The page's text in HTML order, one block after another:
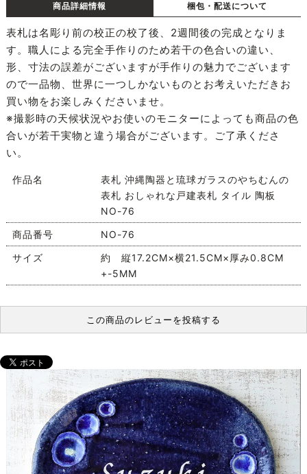
商品詳細情報 梱包・配送について
表札は名彫り前の校正の校了後、2週間後の完成となりま
す。職人による完全手作りのため若干の色合いの違い、
形、寸法の誤差がございますが手作りの魅力でございます
ので一品物、世界に一つしかないものとお考えいただきお
買い物をお楽しみくださいませ。
※撮影時の天候状況やお使いのモニターによっても商品の色
合いが若干実物と違う場合がございます。ご了承くださ
い。
作品名
表札 沖縄陶器と琉球ガラスのやちむんの
表札 おしゃれな戸建表札 タイル 陶板
NO-76
商品番号
NO-76
サイズ
約 縦17.2CM×横21.5CM×厚み0.8CM
+-5MM
この商品のレビューを投稿する